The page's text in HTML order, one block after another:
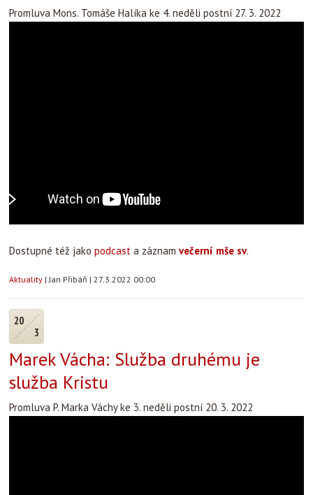
Promluva Mons. Tomáše Halíka ke 4. neděli postní 27. 3. 2022
Dostupné též jako podcast a záznam večerní mše sv.
Aktuality |Jan Přibáň | 27.3.2022 00:00
20
3
Marek Vácha: Služba druhému je
služba Kristu
Promluva P. Marka Váchy ke 3. neděli postní 20. 3. 2022